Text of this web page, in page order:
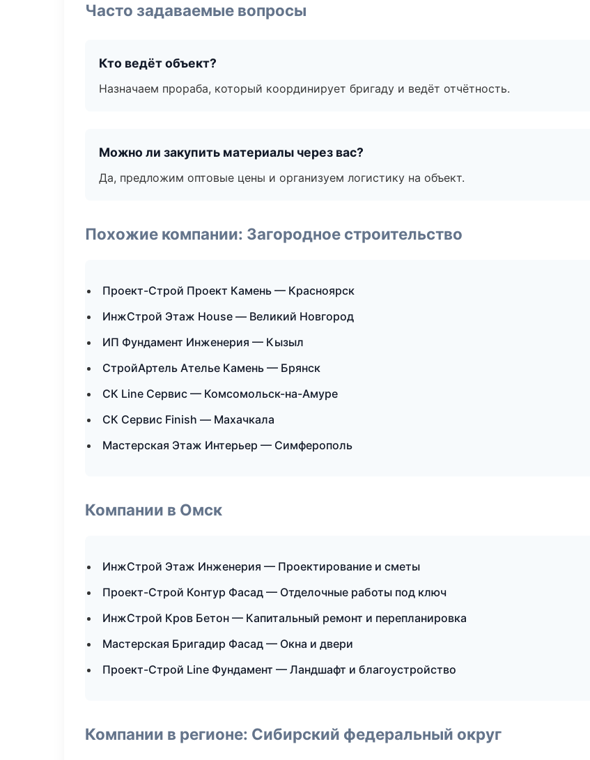
Часто задаваемые вопросы
Кто ведёт объект?
Назначаем прораба, который координирует бригаду и ведёт отчётность.
Можно ли закупить материалы через вас?
Да, предложим оптовые цены и организуем логистику на объект.
Похожие компании: Загородное строительство
Проект-Строй Проект Камень — Красноярск
ИнжСтрой Этаж House — Великий Новгород
ИП Фундамент Инженерия — Кызыл
СтройАртель Ателье Камень — Брянск
СК Line Сервис — Комсомольск-на-Амуре
СК Сервис Finish — Махачкала
Мастерская Этаж Интерьер — Симферополь
Компании в Омск
ИнжСтрой Этаж Инженерия — Проектирование и сметы
Проект-Строй Контур Фасад — Отделочные работы под ключ
ИнжСтрой Кров Бетон — Капитальный ремонт и перепланировка
Мастерская Бригадир Фасад — Окна и двери
Проект-Строй Line Фундамент — Ландшафт и благоустройство
Компании в регионе: Сибирский федеральный округ